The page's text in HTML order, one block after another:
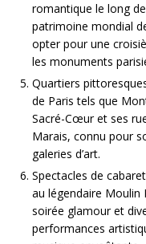
romantique le long
patrimoine mondial
opter pour une
les monuments
Quartiers
de Paris tels que
Sacré-Cœur et ses
Marais, connu pour
galeries d’art.
Spectacles de
au légendaire Moulin
soirée glamour et
performances